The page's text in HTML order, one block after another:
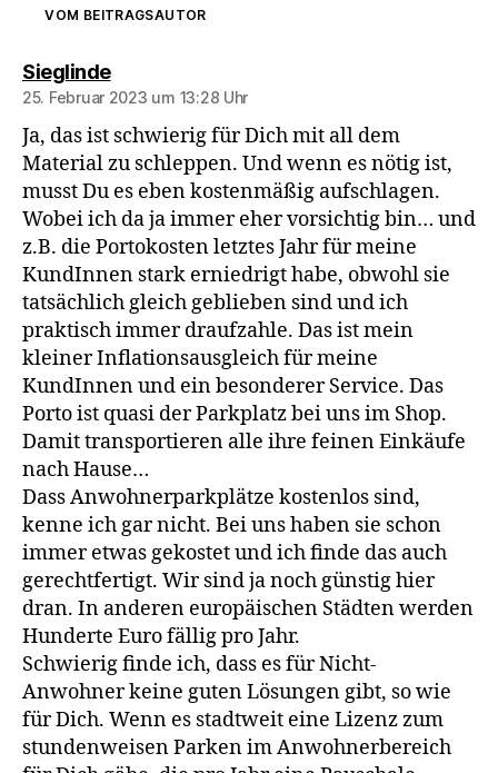
VOM BEITRAGSAUTOR
Sieglindesagt:
25. Februar 2023 um 13:28 Uhr
Ja, das ist schwierig für Dich mit all dem
Material zu schleppen. Und wenn es nötig ist,
musst Du es eben kostenmäßig aufschlagen.
Wobei ich da ja immer eher vorsichtig bin… und
z.B. die Portokosten letztes Jahr für meine
KundInnen stark erniedrigt habe, obwohl sie
tatsächlich gleich geblieben sind und ich
praktisch immer draufzahle. Das ist mein
kleiner Inflationsausgleich für meine
KundInnen und ein besonderer Service. Das
Porto ist quasi der Parkplatz bei uns im Shop.
Damit transportieren alle ihre feinen Einkäufe
nach Hause…
Dass Anwohnerparkplätze kostenlos sind,
kenne ich gar nicht. Bei uns haben sie schon
immer etwas gekostet und ich finde das auch
gerechtfertigt. Wir sind ja noch günstig hier
dran. In anderen europäischen Städten werden
Hunderte Euro fällig pro Jahr.
Schwierig finde ich, dass es für Nicht-
Anwohner keine guten Lösungen gibt, so wie
für Dich. Wenn es stadtweit eine Lizenz zum
stundenweisen Parken im Anwohnerbereich